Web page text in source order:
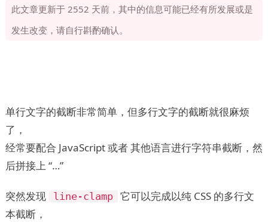
此文章更新于 2552 天前，其中的信息可能已经有所发展或是
发生改变，请自行斟酌确认。
单行文字的截断非常简单，但多行文字的截断就很麻烦
了，
经常要配合 JavaScript 或者 其他语言进行字符串截断，然
后拼接上 “…”
突然发现 line-clamp
它可以完成以纯 CSS 的多行文
本截断，